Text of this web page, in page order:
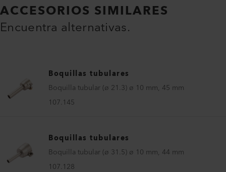
ACCESORIOS SIMILARES
Encuentra alternativas.
Boquillas tubulares
Boquilla tubular (ø 21.3) ø 10 mm, 45 mm
107.145
Boquillas tubulares
Boquilla tubular (ø 31.5) ø 10 mm, 44 mm
107.128